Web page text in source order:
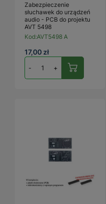
Zabezpieczenie
słuchawek do urządzeń
audio - PCB do projektu
AVT 5498
Kod:AVT5498 A
17,00 zł
- +